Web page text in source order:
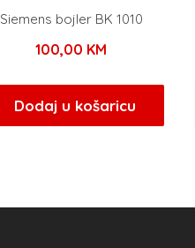
Siemens bojler BK 1010
100,00 KM
Dodaj u košaricu